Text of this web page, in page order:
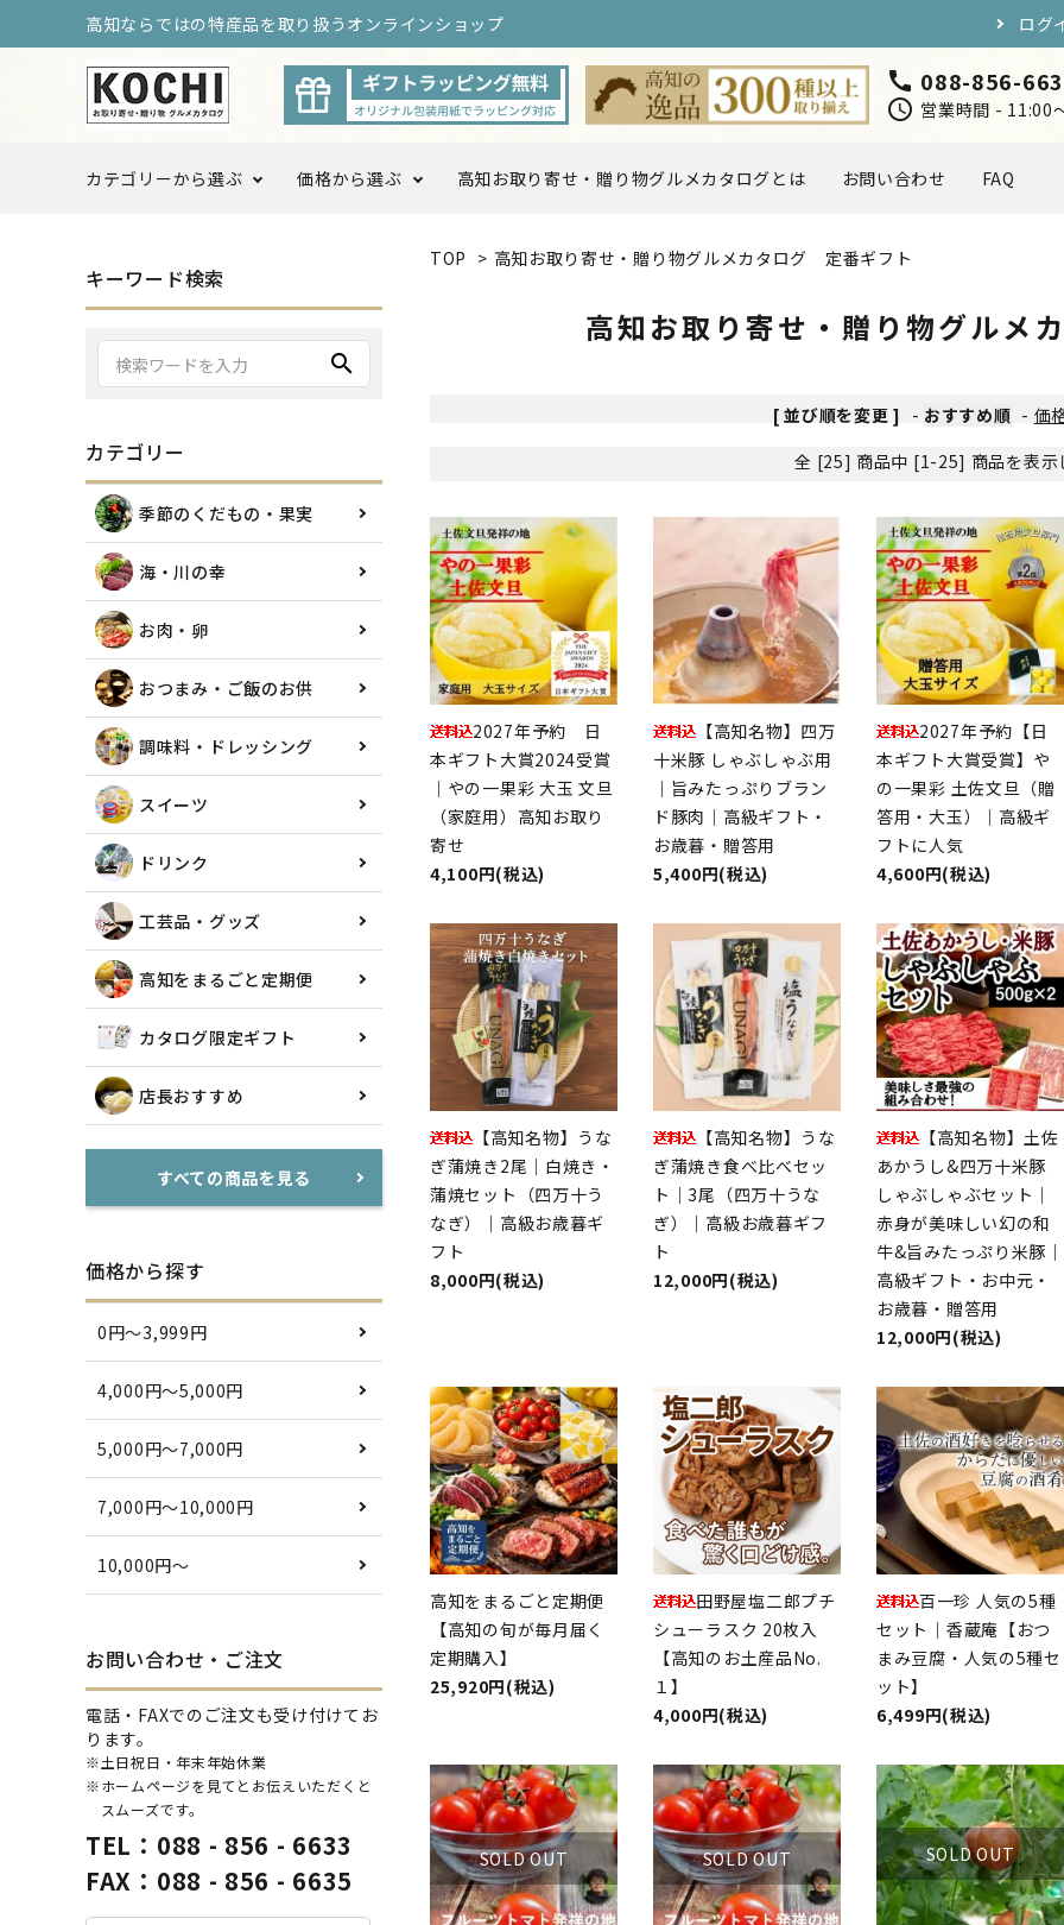
高知ならではの特産品を取り扱うオンラインショップ ログ
call 088-856-
schedule 営業時間 - 11:00
カテゴリーから選ぶ
季節のくだもの・果実
調味料・ドレッシング
高知をまるごと定期便
ログ限定ギフト
店長おすすめ
価格から選ぶ
〜3,999円 4,000円〜5,000円 5,000円〜7,000円
10,000円以上〜
高知お取り寄せ・贈り物グルメカタログとは お問い合わせ FAQ
TOP > 高知お取り寄せ・贈り物グルメカタログ 定番ギフト
高知お取り寄せ・贈り物グルメ
[ 並び順を変更 ] - おすすめ順 - 価
全 [25] 商品中 [1-25] 商品を表示
2027年予約 日
本ギフト大賞2024受賞
｜やの一果彩 大玉 文旦
（家庭用）高知お取り
寄せ
4,100円(税込)
【高知名物】四万
十米豚 しゃぶしゃぶ用
｜旨みたっぷりブラン
ド豚肉｜高級ギフト・
お歳暮・贈答用
5,400円(税込)
2027年予約【日
本ギフト大賞受賞】や
の一果彩 土佐文旦（贈
答用・大玉）｜高級ギ
フトに人気
4,600円(税込)
【高知名物】うな
ぎ蒲焼き2尾｜白焼き・
蒲焼セット（四万十う
なぎ）｜高級お歳暮ギ
フト
8,000円(税込)
【高知名物】うな
ぎ蒲焼き食べ比べセッ
ト｜3尾（四万十うな
ぎ）｜高級お歳暮ギフ
ト
12,000円(税込)
【高知名物】土佐
あかうし&四万十米豚
しゃぶしゃぶセット｜
赤身が美味しい幻の和
牛&旨みたっぷり米豚｜
高級ギフト・お中元・
お歳暮・贈答用
12,000円(税込)
高知をまるごと定期便
【高知の旬が毎月届く
定期購入】
25,920円(税込)
田野屋塩二郎プチ
シューラスク 20枚入
【高知のお土産品No.
１】
4,000円(税込)
百一珍 人気の5種
セット｜香蔵庵【おつ
まみ豆腐・人気の5種セ
ット】
6,499円(税込)
SOLD OUT SOLD OUT SOLD OUT
キーワード検索
search
カテゴリー
季節のくだもの・果実
海・川の幸
お肉・卵
おつまみ・ご飯のお供
調味料・ドレッシング
スイーツ
ドリンク
工芸品・グッズ
高知をまるごと定期便
カタログ限定ギフト
店長おすすめ
すべての商品を見る
価格から探す
0円〜3,999円
4,000円〜5,000円
5,000円〜7,000円
7,000円〜10,000円
10,000円〜
お問い合わせ・ご注文
電話・FAXでのご注文も受け付けてお
ります。
※土日祝日・年末年始休業
※ホームページを見てとお伝えいただくと
スムーズです。
TEL：088 - 856 - 6633
FAX：088 - 856 - 6635